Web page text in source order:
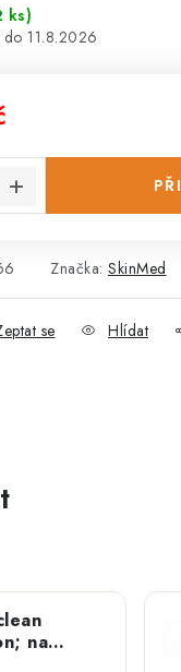
ks)
11.8.2026
Značka: SkinMed
se Hlídat
na